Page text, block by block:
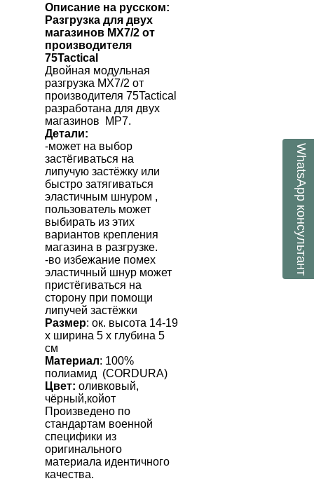
Описание на русском:
Разгрузка для двух
магазинов MX7/2 от
производителя
75Tactical
Двойная модульная
разгрузка МХ7/2 от
производителя 75Tactical
разработана для двух
магазинов
M Р7.
Детали:
-может на выбор
застёгиваться на
липучую застёжку или
быстро затягиваться
эластичным шнуром ,
пользователь может
выбирать из этих
вариантов крепления
магазина в разгрузке.
-во избежание помех
эластичный шнур может
пристёгиваться на
сторону при помощи
липучей застёжки
Размер: ок. высота 14-19
х ширина 5 х глубина 5
см
Материал: 100%
полиамид (CORDURA)
Цвет: оливковый,
чёрный,койот
Произведено по
стандартам военной
специфики из
оригинального
материала идентичного
качества.
WhatsApp
консультант